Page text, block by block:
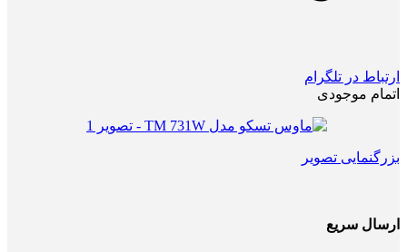
ارتباط در تلگرام
اتمام موجودی
بزرگنمایی تصویر
ارسال سریع